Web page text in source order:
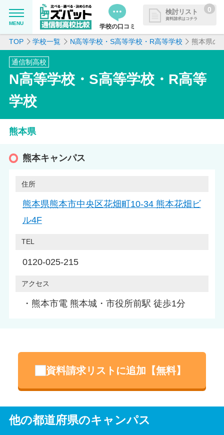
MENU 学校の口コミ
検討リスト
資料請求はコチラ
0
資料請求リストに追加しました
めて資料請求できます
MENU
学校を探したい
通信制高校について知りたい
はじめての方へ
よくある質問
掲載を希望される学校様へ
TOP 学校一覧 N高等学校・S高等学校・R高等学校 熊本県の
通信制高校
N高等学校・S高等学校・R高等
学校
熊本県
熊本キャンパス
住所
熊本県熊本市中央区花畑町10-34 熊本花畑ビ
ル4F
TEL
0120-025-215
アクセス
・熊本市電 熊本城・市役所前駅 徒歩1分
資料請求リストに追加【無料】
他の都道府県のキャンパス